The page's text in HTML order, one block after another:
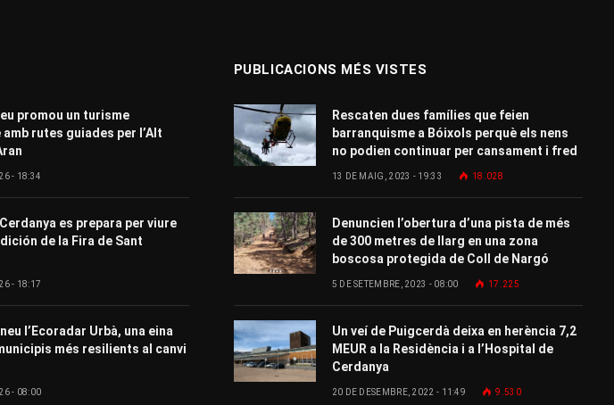
promou un turisme
rutes guiades per l’Alt
- 18:34
es prepara per viure
de la Fira de Sant
- 18:17
l’Ecoradar Urbà, una eina
més resilients al canvi
- 08:00
PUBLICACIONS MÉS VISTES
Rescaten dues famílies que feien
barranquisme a Bóixols perquè els nens
no podien continuar per cansament i fred
13 DE MAIG, 2023 - 19:33 18.028
Denuncien l’obertura d’una pista de més
de 300 metres de llarg en una zona
boscosa protegida de Coll de Nargó
5 DE SETEMBRE, 2023 - 08:00 17.225
Un veí de Puigcerdà deixa en herència 7,2
MEUR a la Residència i a l’Hospital de
Cerdanya
20 DE DESEMBRE, 2022 - 11:49 9.530